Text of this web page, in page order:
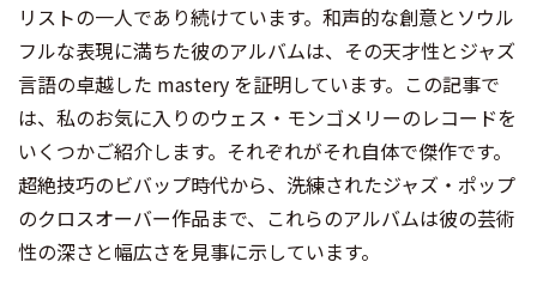
リストの一人であり続けています。和声的な創意とソウル
フルな表現に満ちた彼のアルバムは、その天才性とジャズ
言語の卓越した mastery を証明しています。この記事で
は、私のお気に入りのウェス・モンゴメリーのレコードを
いくつかご紹介します。それぞれがそれ自体で傑作です。
超絶技巧のビバップ時代から、洗練されたジャズ・ポップ
のクロスオーバー作品まで、これらのアルバムは彼の芸術
性の深さと幅広さを見事に示しています。